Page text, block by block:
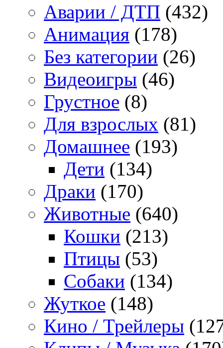
Аварии / ДТП (432)
Анимация (178)
Без категории (26)
Видеоигры (46)
Грустное (8)
Для взрослых (81)
Домашнее (193)
Дети (134)
Драки (170)
Животные (640)
Кошки (213)
Птицы (53)
Собаки (134)
Жуткое (148)
Кино / Трейлеры